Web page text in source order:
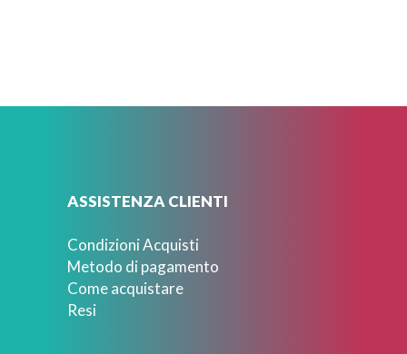
ASSISTENZA CLIENTI
Condizioni Acquisti
Metodo di pagamento
Come acquistare
Resi